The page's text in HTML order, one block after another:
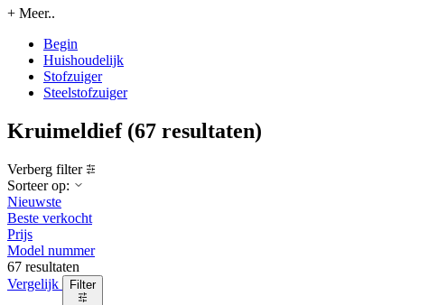
+ Meer..
Begin
Huishoudelijk
Stofzuiger
Steelstofzuiger
Kruimeldief(67 resultaten)
Verberg filter
Sorteer op:
Nieuwste
Beste verkocht
Prijs
Model nummer
67 resultaten
Vergelijk
Filter